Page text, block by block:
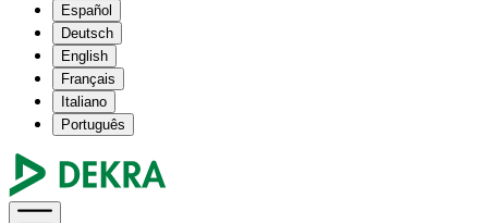
Español
Deutsch
English
Français
Italiano
Português